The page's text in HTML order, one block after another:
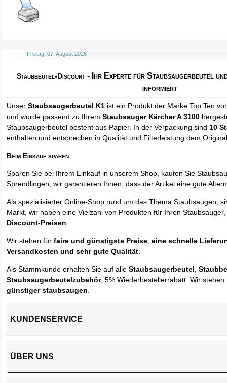
Freitag, 07. August 2026
Staubbeutel-Discount - Ihr Experte für Staubsaugerbeutel
informiert
UnserStaubsaugerbeutel K1 ist ein Produkt der Marke Top Ten
und wurde passend zu IhremStaubsauger Kärcher A 3100
Staubsaugerbeutel besteht aus Papier. In der Verpackung sind 10
enthalten und entsprechen in Qualität und Filterleistung dem
Beim Einkauf sparen
Sparen Sie bei Ihrem Einkauf in unserem Shop, kaufen Sie
Sprendlingen, wir garantieren Ihnen, dass der Artikel eine gute
Als spezialisierter Online-Shop rund um das Thema Staubsaugen,
Markt, wir haben eine Vielzahl von Produkten für Ihren
Discount-Preisen
Wir stehen fürfaire und günstigste Preise ,eine schnelle
Versandkosten und sehr gute Qualität
Als Stammkunde erhalten Sie auf alleStaubsaugerbeutel ,
Staubsaugerbeutelzubehör, 5% Wiederbestellerrabatt. Wir
günstiger staubsaugen
KUNDENSERVICE
ÜBER UNS